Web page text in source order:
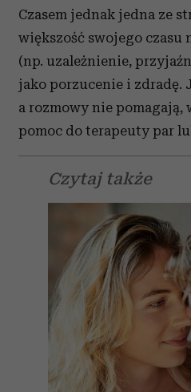
Czasem jednak jedna ze
większość swojego czasu
(np. uzależnienie,
jako porzucenie i zdradę.
a rozmowy nie pomagają,
pomoc do terapeuty par
Czytaj także